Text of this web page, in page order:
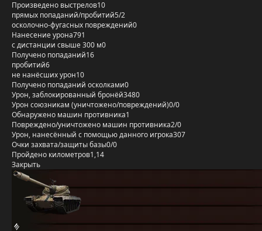
Произведено выстрелов10
прямых попаданий/пробитий5/2
осколочно-фугасных повреждений0
Нанесение урона791
с дистанции свыше 300 м0
Получено попаданий16
пробитий6
не нанёсших урон10
Получено попаданий осколками0
Урон, заблокированный бронёй3480
Урон союзникам (уничтожено/повреждений)0/0
Обнаружено машин противника1
Повреждено/уничтожено машин противника2/0
Урон, нанесённый с помощью данного игрока307
Очки захвата/защиты базы0/0
Пройдено километров1,14
Закрыть